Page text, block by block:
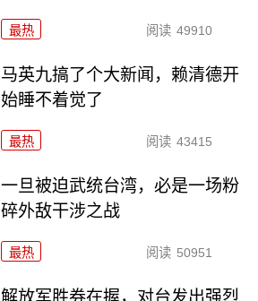
最热 阅读 49910
马英九搞了个大新闻，赖清德开
始睡不着觉了
最热 阅读 43415
一旦被迫武统台湾，必是一场粉
碎外敌干涉之战
最热 阅读 50951
解放军胜券在握，对台发出强烈